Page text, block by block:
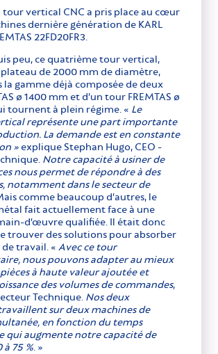
tour vertical CNC a pris place au cœur
dernière génération de KARL
22FD20FR3.
peu, ce quatrième tour vertical,
plateau de 2000 mm de diamètre,
la gamme déjà composée de deux
ø 1400 mm et d’un tour FREMTAS ø
tournent à plein régime. « Le
représente une part importante
La demande est en constante
» explique Stephan Hugo, CEO -
Notre capacité à usiner de
nous permet de répondre à des
notamment dans le secteur de
comme beaucoup d’autres, le
fait actuellement face à une
d’œuvre qualifiée. Il était donc
trouver des solutions pour absorber
travail. « Avec ce tour
nous pouvons adapter au mieux
pièces à haute valeur ajoutée et
des volumes de commandes,
Technique. Nos deux
sur deux machines de
en fonction du temps
qui augmente notre capacité de
75 %. »